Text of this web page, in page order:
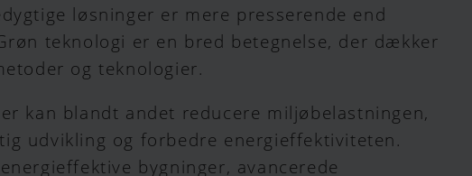
løsninger er mere presserende end
teknologi er en bred betegnelse, der dækker
og teknologier.
kan blandt andet reducere miljøbelastningen,
udvikling og forbedre energieffektiviteten.
bygninger, avancerede